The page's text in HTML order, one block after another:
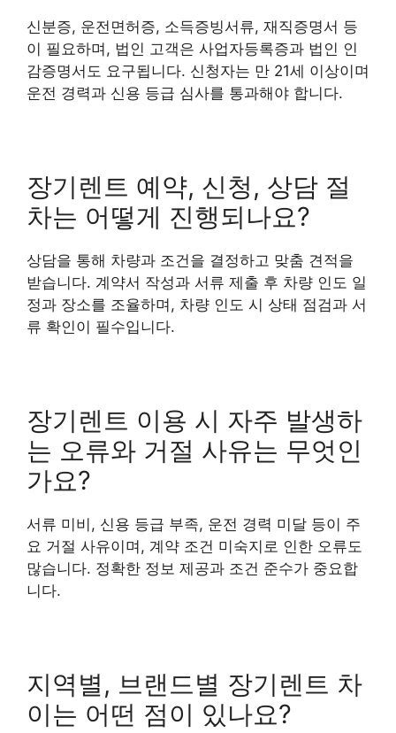
신분증, 운전면허증, 소득증빙서류, 재직증명서 등
이 필요하며, 법인 고객은 사업자등록증과 법인 인
감증명서도 요구됩니다. 신청자는 만 21세 이상이며
운전 경력과 신용 등급 심사를 통과해야 합니다.
장기렌트 예약, 신청, 상담 절
차는 어떻게 진행되나요?
상담을 통해 차량과 조건을 결정하고 맞춤 견적을
받습니다. 계약서 작성과 서류 제출 후 차량 인도 일
정과 장소를 조율하며, 차량 인도 시 상태 점검과 서
류 확인이 필수입니다.
장기렌트 이용 시 자주 발생하
는 오류와 거절 사유는 무엇인
가요?
서류 미비, 신용 등급 부족, 운전 경력 미달 등이 주
요 거절 사유이며, 계약 조건 미숙지로 인한 오류도
많습니다. 정확한 정보 제공과 조건 준수가 중요합
니다.
지역별, 브랜드별 장기렌트 차
이는 어떤 점이 있나요?